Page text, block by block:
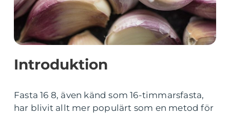
Introduktion
Fasta 16 8, även känd som 16-timmarsfasta,
har blivit allt mer populärt som en metod för